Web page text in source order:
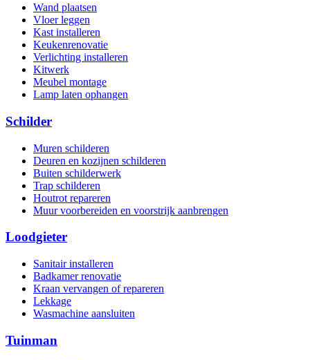
Wand plaatsen
Vloer leggen
Kast installeren
Keukenrenovatie
Verlichting installeren
Kitwerk
Meubel montage
Lamp laten ophangen
Schilder
Muren schilderen
Deuren en kozijnen schilderen
Buiten schilderwerk
Trap schilderen
Houtrot repareren
Muur voorbereiden en voorstrijk aanbrengen
Loodgieter
Sanitair installeren
Badkamer renovatie
Kraan vervangen of repareren
Lekkage
Wasmachine aansluiten
Tuinman